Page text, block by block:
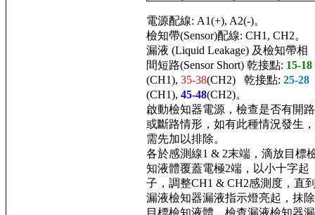
電源配線: A1(+), A2(-)。
檢知帶(Sensor)配線: CH1, CH2。
漏液 (Liquid Leakage) 及檢知帶相
間短路(Sensor Short) 乾接點: 15-18
(CH1), 35-38(CH2) 乾接點: 25-28
(CH1), 45-48(CH2)。
啟動檢知器電源，檢查是否有開路
或斷路情形，如有此種情況發生，
需先加以排除。
各於感測線1 & 2末端，滴放目標
知液體覆蓋電極2端，以小十字起
子，調整CH1 & CH2感測度，直
漏液檢知器漏液指示燈亮起，抹除
目標檢知液體，檢查漏液檢知器漏